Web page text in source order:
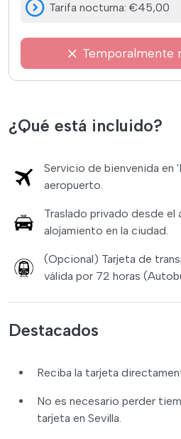
¿Qué está incluido?
Servicio de bienvenida en
aeropuerto.
Traslado privado desde el
alojamiento en la ciudad.
(Opcional) Tarjeta de
válida por 72 horas
Destacados
Reciba la tarjeta
No es necesario perder
tarjeta en Sevilla.
Tarifa nocturna: €45,00
Temporalmente